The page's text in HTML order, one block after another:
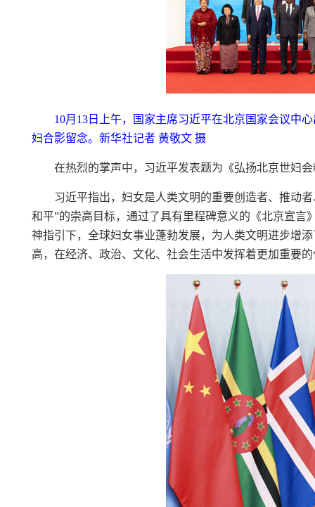
10月13日上午，国家主席习近平在北京国家会议中
妇合影留念。新华社记者 黄敬文 摄
在热烈的掌声中，习近平发表题为《弘扬北京世妇
习近平指出，妇女是人类文明的重要创造者、推动
和平”的崇高目标，通过了具有里程碑意义的《北京宣
神指引下，全球妇女事业蓬勃发展，为人类文明进步增
高，在经济、政治、文化、社会生活中发挥着更加重要